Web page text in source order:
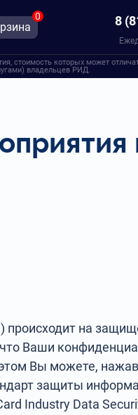
0 8
стоимость которых может
владельцев РИД.
происходит на
Ваши
Вы можете,
защиты
Industry Data